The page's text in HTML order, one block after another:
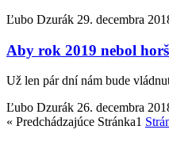
Ľubo Dzurák 29. decembra
Aby rok 2019 nebol
Už len pár dní nám bude
Ľubo Dzurák 26. decembra
« Predchádzajúce Stránka1